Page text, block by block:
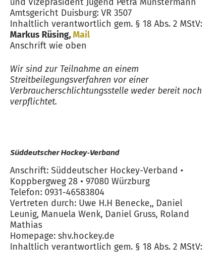
Amtsgericht Duisburg: VR 3507
Inhaltlich verantwortlich gem. § 18 Abs. 2 MStV:
Markus Rüsing,Mail
Anschrift wie oben
Wir sind zur Teilnahme an einem
Streitbeilegungsverfahren vor einer
Verbraucherschlichtungsstelle weder bereit noch
verpflichtet.
Süddeutscher Hockey-Verband
Anschrift: Süddeutscher Hockey-Verband •
Koppbergweg 28 • 97080 Würzburg
Telefon: 0931-46583804
Vertreten durch: Uwe H.H Benecke,, Daniel
Leunig, Manuela Wenk, Daniel Gruss, Roland
Mathias
Homepage: shv.hockey.de
Inhaltlich verantwortlich gem. § 18 Abs. 2 MStV: